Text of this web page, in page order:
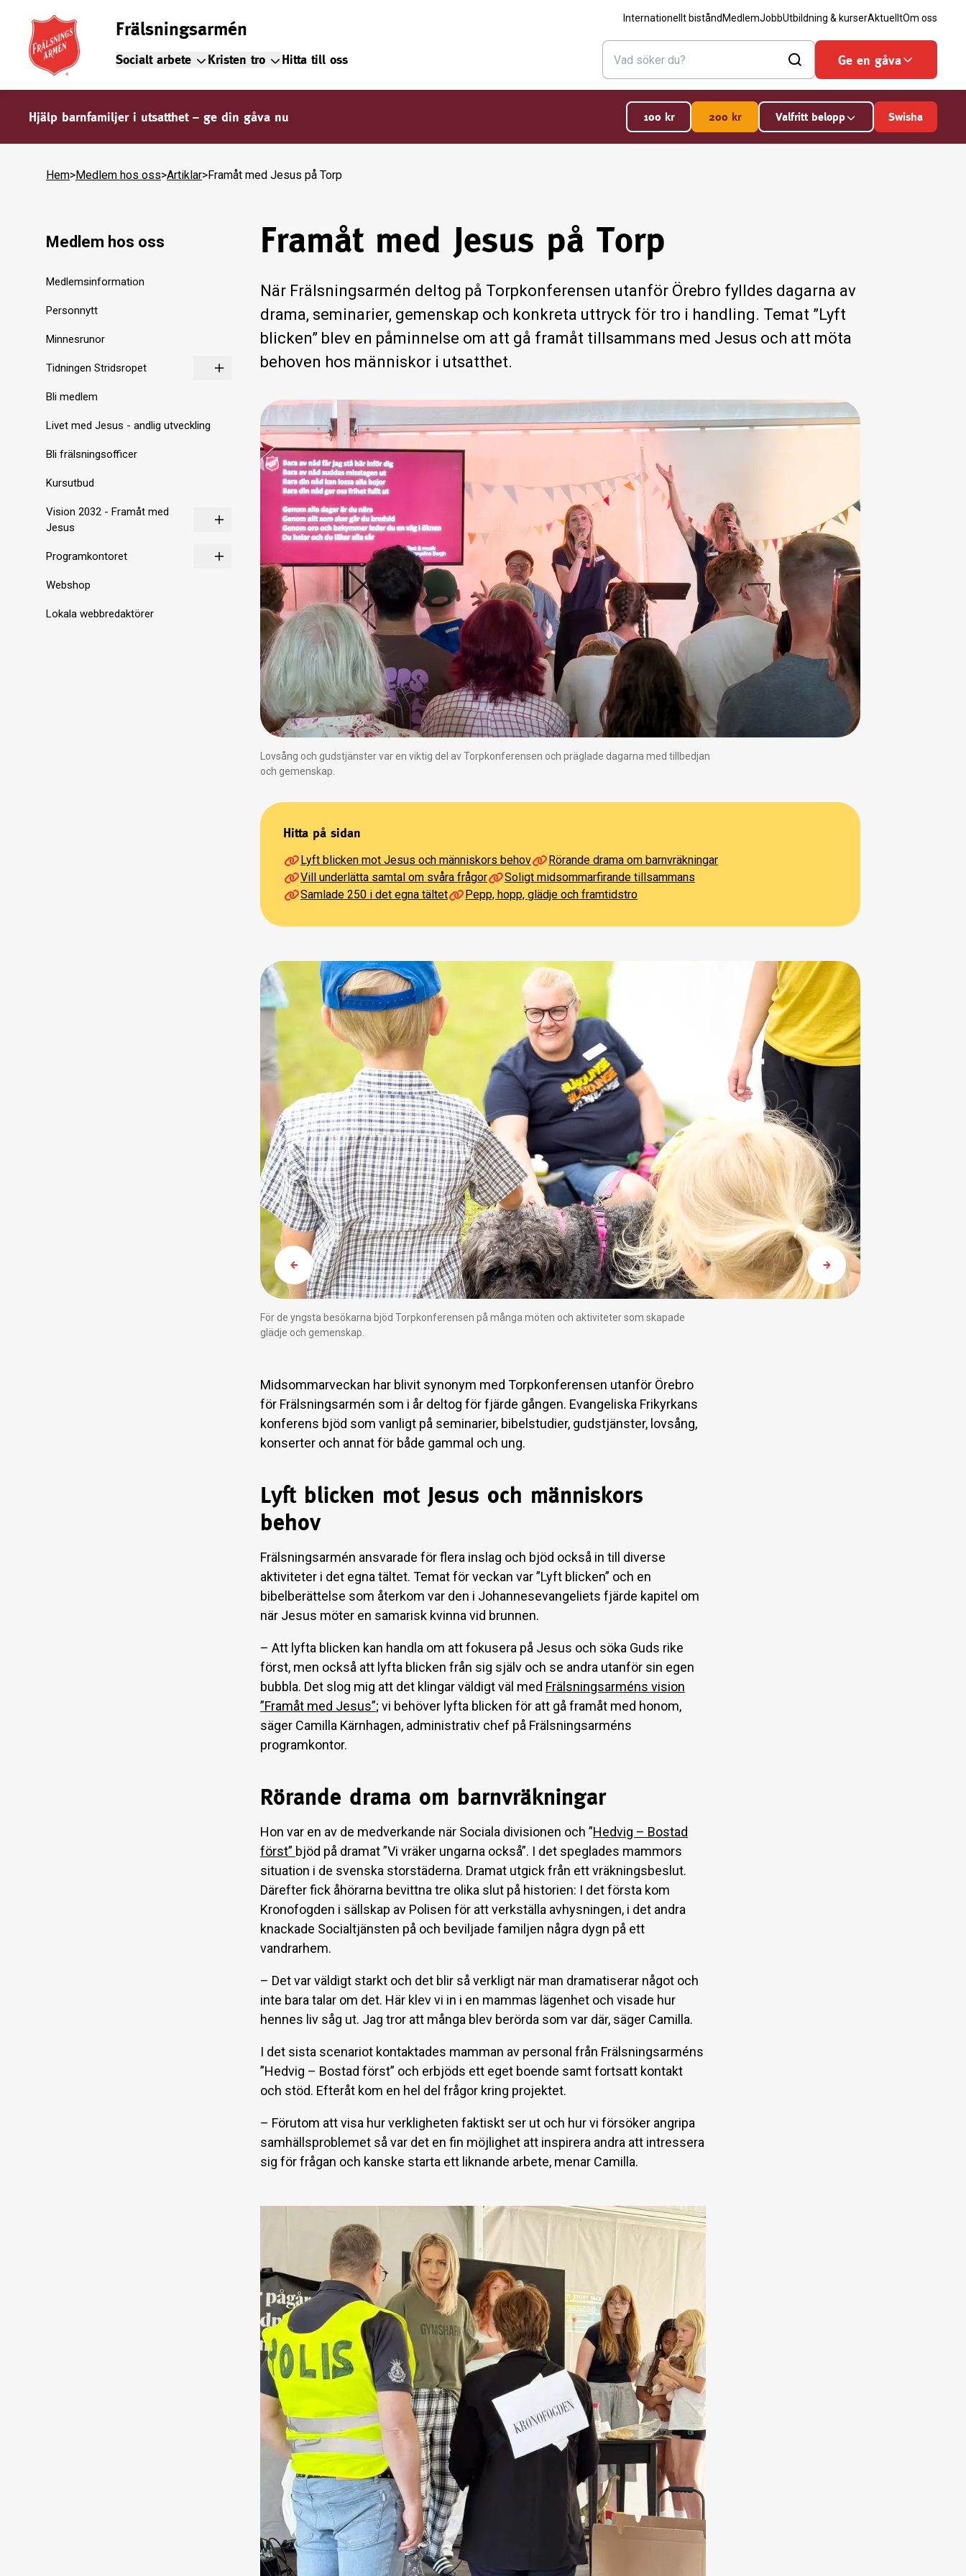
Frälsningsarmén Internationellt bistånd MedlemJobbUtbildning & kurserAktuelltOm oss
Socialt arbete Kristen tro Hitta till oss Ge en gåva
Hjälp barnfamiljer i utsatthet – ge din gåva nu 100 kr 200 kr Valfritt belopp Swisha
Hem>Medlem hos oss>Artiklar>Framåt med Jesus på Torp
Medlem hos oss
Medlemsinformation
Personnytt
Minnesrunor
Tidningen Stridsropet
Bli medlem
Livet med Jesus - andlig utveckling
Bli frälsningsofficer
Kursutbud
Vision 2032 - Framåt med
Jesus
Programkontoret
Webshop
Lokala webbredaktörer
Framåt med Jesus på Torp
När Frälsningsarmén deltog på Torpkonferensen utanför Örebro fylldes dagarna av
drama, seminarier, gemenskap och konkreta uttryck för tro i handling. Temat ”Lyft
blicken” blev en påminnelse om att gå framåt tillsammans med Jesus och att möta
behoven hos människor i utsatthet.
Lovsång och gudstjänster var en viktig del av Torpkonferensen och präglade dagarna med tillbedjan
och gemenskap.
Hitta på sidan
Lyft blicken mot Jesus och människors behov
Rörande drama om barnvräkningar
Vill underlätta samtal om svåra frågor
Soligt midsommarfirande tillsammans
Samlade 250 i det egna tältet
Pepp, hopp, glädje och framtidstro
För de yngsta besökarna bjöd Torpkonferensen på många möten och aktiviteter som skapade
glädje och gemenskap.
Midsommarveckan har blivit synonym med Torpkonferensen utanför Örebro
för Frälsningsarmén som i år deltog för fjärde gången. Evangeliska Frikyrkans
konferens bjöd som vanligt på seminarier, bibelstudier, gudstjänster, lovsång,
konserter och annat för både gammal och ung.
Lyft blicken mot Jesus och människors
behov
Frälsningsarmén ansvarade för flera inslag och bjöd också in till diverse
aktiviteter i det egna tältet. Temat för veckan var ”Lyft blicken” och en
bibelberättelse som återkom var den i Johannesevangeliets fjärde kapitel om
när Jesus möter en samarisk kvinna vid brunnen.
– Att lyfta blicken kan handla om att fokusera på Jesus och söka Guds rike
först, men också att lyfta blicken från sig själv och se andra utanför sin egen
bubbla. Det slog mig att det klingar väldigt väl med Frälsningsarméns vision
”Framåt med Jesus”; vi behöver lyfta blicken för att gå framåt med honom,
säger Camilla Kärnhagen, administrativ chef på Frälsningsarméns
programkontor.
Rörande drama om barnvräkningar
Hon var en av de medverkande när Sociala divisionen och ”Hedvig – Bostad
först” bjöd på dramat ”Vi vräker ungarna också”. I det speglades mammors
situation i de svenska storstäderna. Dramat utgick från ett vräkningsbeslut.
Därefter fick åhörarna bevittna tre olika slut på historien: I det första kom
Kronofogden i sällskap av Polisen för att verkställa avhysningen, i det andra
knackade Socialtjänsten på och beviljade familjen några dygn på ett
vandrarhem.
– Det var väldigt starkt och det blir så verkligt när man dramatiserar något och
inte bara talar om det. Här klev vi in i en mammas lägenhet och visade hur
hennes liv såg ut. Jag tror att många blev berörda som var där, säger Camilla.
I det sista scenariot kontaktades mamman av personal från Frälsningsarméns
”Hedvig – Bostad först” och erbjöds ett eget boende samt fortsatt kontakt
och stöd. Efteråt kom en hel del frågor kring projektet.
– Förutom att visa hur verkligheten faktiskt ser ut och hur vi försöker angripa
samhällsproblemet så var det en fin möjlighet att inspirera andra att intressera
sig för frågan och kanske starta ett liknande arbete, menar Camilla.